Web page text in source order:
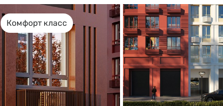
Комфорт класс